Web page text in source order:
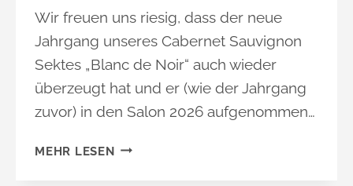
Wir freuen uns riesig, dass der neue
Jahrgang unseres Cabernet Sauvignon
Sektes „Blanc de Noir“ auch wieder
überzeugt hat und er (wie der Jahrgang
zuvor) in den Salon 2026 aufgenommen…
MEHR LESENU